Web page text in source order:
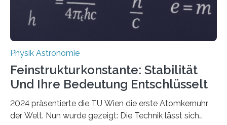
Physik Astronomie
Feinstrukturkonstante: Stabilität
Und Ihre Bedeutung Entschlüsselt
2024 präsentierte die TU Wien die erste Atomkernuhr
der Welt. Nun wurde gezeigt: Die Technik lässt sich